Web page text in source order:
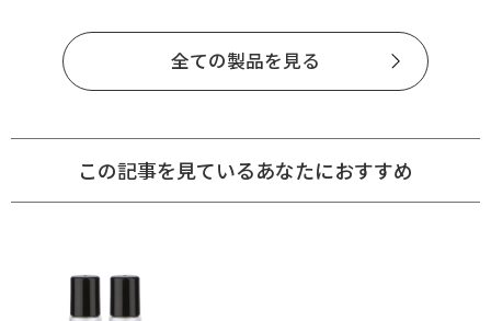
全ての製品を見る
この記事を見ているあなたにおすすめ